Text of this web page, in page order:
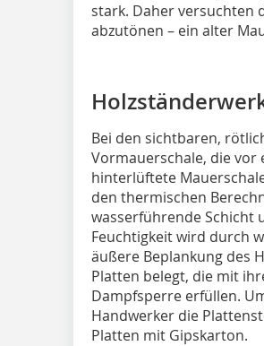
stark. Daher versuchten
abzutönen – ein alter
Bei den sichtbaren,
Vormauerschale, die vor
hinterlüftete
den thermischen
wasserführende Schicht
Feuchtigkeit wird durch
äußere Beplankung des
Platten belegt, die mit
Dampfsperre erfüllen.
Handwerker die
Platten mit Gipskarton.